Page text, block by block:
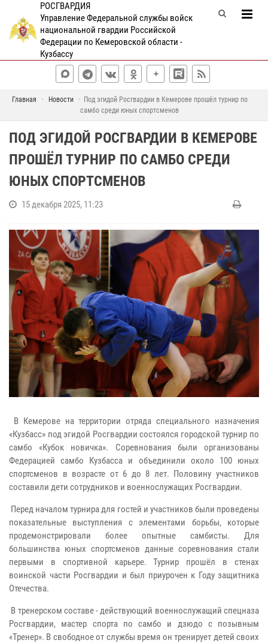
РОСГВАРДИЯ
Управление Федеральной службы войск
национальной гвардии Российской
Федерации по Кемеровской области -
Кузбассу
Главная Новости
Под эгидой Росгвардии в Кемерове прошёл турнир по
самбо среди юных спортсменов
ПОД ЭГИДОЙ РОСГВАРДИИ В КЕМЕРОВЕ
ПРОШЁЛ ТУРНИР ПО САМБО СРЕДИ
ЮНЫХ СПОРТСМЕНОВ
15 декабря 2025, 11:23
В Кемерове на территории отряда специального назначения
«Кузбасс» под эгидой Росгвардии состоялся городской турнир по
самбо «Кубок новичка». Соревнования были организованы
Федерацией самбо Кузбасса и объединили около 100 юных
спортсменов в возрасте от 6 до 8 лет. Половину участников
составили дети сотрудников и военнослужащих Росгвардии.
Перед началом турнира для гостей и участников были проведены
показательные выступления с элементами борьбы, которые
продемонстрировали более опытные самбисты. Для
большинства юных спортсменов данные соревнования стали
первыми в спортивной карьере. Турнир прошёл в стенах
воинской части Росгвардии и был приурочен к Году защитника
Отечества.
В тренерском составе - действующий военнослужащий спецназа
Росгвардии, мастер спорта по самбо и дзюдо с позывным
«Тренер». В свободное от службы время он тренирует детей своих